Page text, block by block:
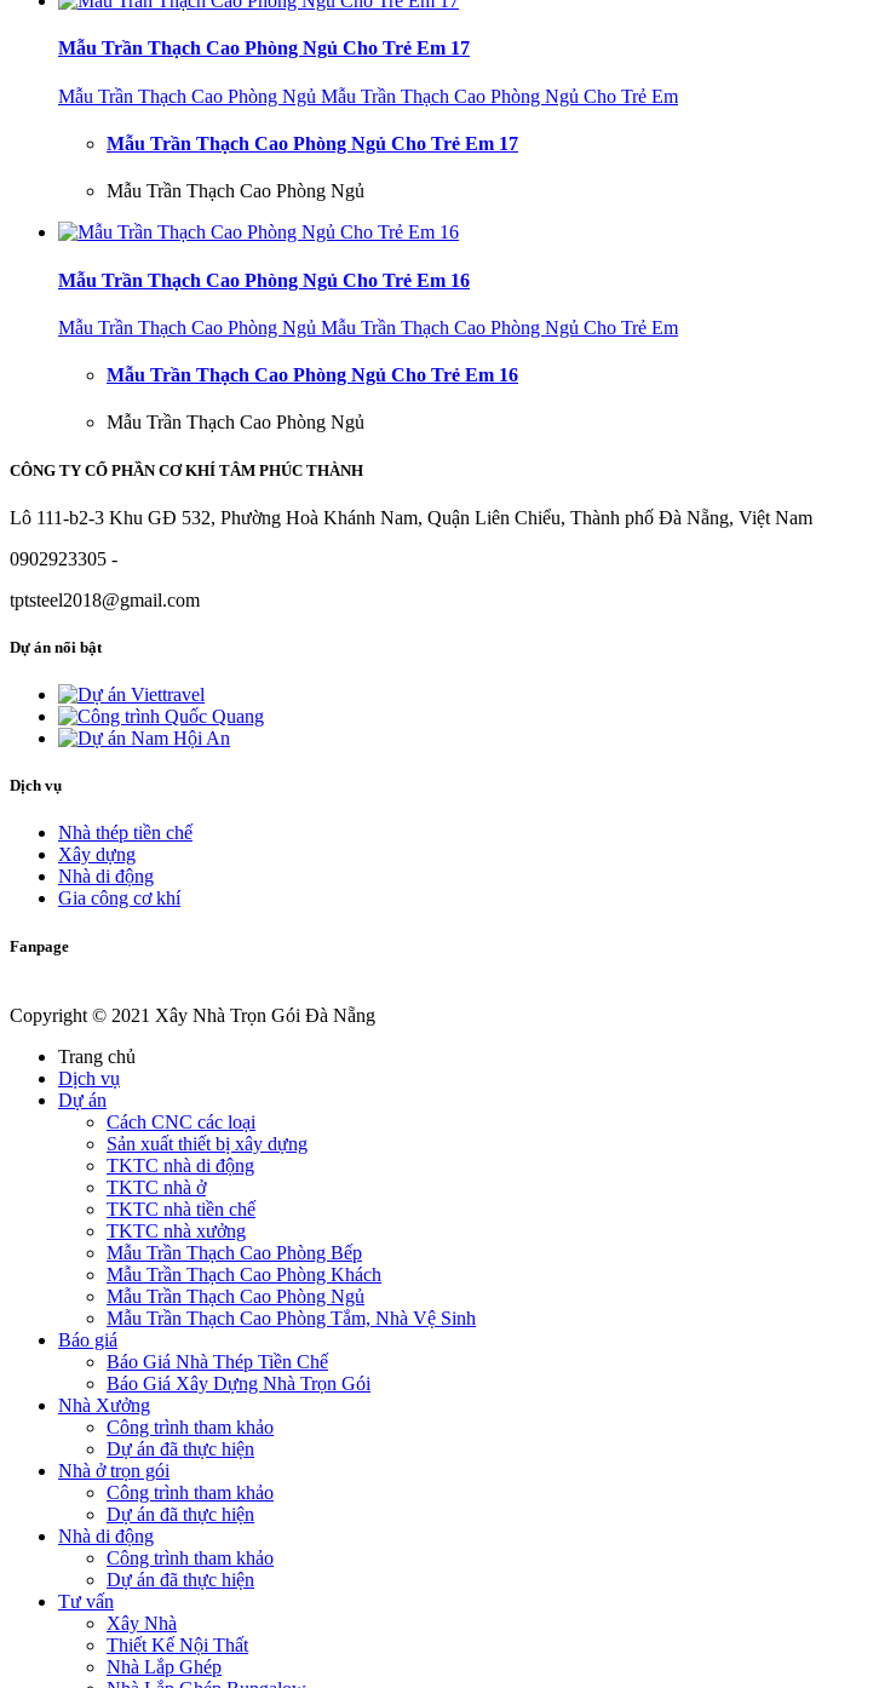
Mẫu Trần Thạch Cao Phòng Ngủ Cho Trẻ Em 17
Mẫu Trần Thạch Cao Phòng Ngủ Mẫu Trần Thạch Cao Phòng Ngủ Cho Trẻ Em
Mẫu Trần Thạch Cao Phòng Ngủ Cho Trẻ Em 17
Mẫu Trần Thạch Cao Phòng Ngủ
Mẫu Trần Thạch Cao Phòng Ngủ Cho Trẻ Em 16
Mẫu Trần Thạch Cao Phòng Ngủ Mẫu Trần Thạch Cao Phòng Ngủ Cho Trẻ Em
Mẫu Trần Thạch Cao Phòng Ngủ Cho Trẻ Em 16
Mẫu Trần Thạch Cao Phòng Ngủ
CÔNG TY CỔ PHẦN CƠ KHÍ TÂM PHÚC THÀNH
Lô 111-b2-3 Khu GĐ 532, Phường Hoà Khánh Nam, Quận Liên Chiểu, Thành phố Đà Nẵng, Việt Nam
0902923305 -
tptsteel2018@gmail.com
Dự án nổi bật
Dịch vụ
Nhà thép tiền chế
Xây dựng
Nhà di động
Gia công cơ khí
Fanpage
Copyright © 2021 Xây Nhà Trọn Gói Đà Nẵng
Trang chủ
Dịch vụ
Dự án
Cách CNC các loại
Sản xuất thiết bị xây dựng
TKTC nhà di động
TKTC nhà ở
TKTC nhà tiền chế
TKTC nhà xưởng
Mẫu Trần Thạch Cao Phòng Bếp
Mẫu Trần Thạch Cao Phòng Khách
Mẫu Trần Thạch Cao Phòng Ngủ
Mẫu Trần Thạch Cao Phòng Tắm, Nhà Vệ Sinh
Báo giá
Báo Giá Nhà Thép Tiền Chế
Báo Giá Xây Dựng Nhà Trọn Gói
Nhà Xưởng
Công trình tham khảo
Dự án đã thực hiện
Nhà ở trọn gói
Công trình tham khảo
Dự án đã thực hiện
Nhà di động
Công trình tham khảo
Dự án đã thực hiện
Tư vấn
Xây Nhà
Thiết Kế Nội Thất
Nhà Lắp Ghép